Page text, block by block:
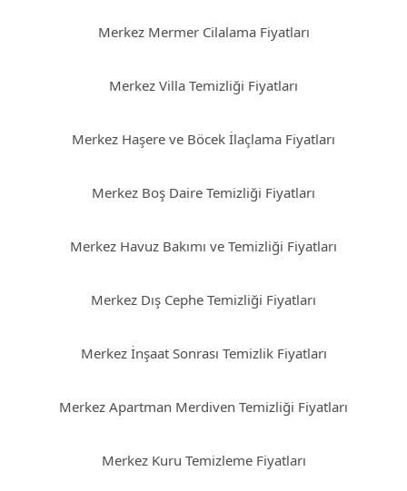
Merkez Mermer Cilalama Fiyatları
Merkez Villa Temizliği Fiyatları
Merkez Haşere ve Böcek İlaçlama Fiyatları
Merkez Boş Daire Temizliği Fiyatları
Merkez Havuz Bakımı ve Temizliği Fiyatları
Merkez Dış Cephe Temizliği Fiyatları
Merkez İnşaat Sonrası Temizlik Fiyatları
Merkez Apartman Merdiven Temizliği Fiyatları
Merkez Kuru Temizleme Fiyatları